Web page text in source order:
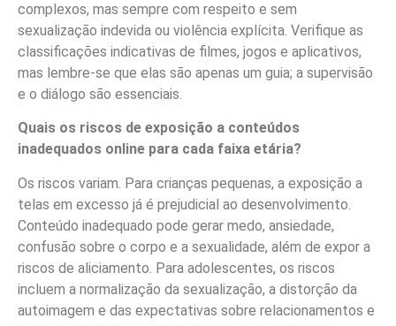
complexos, mas sempre com respeito e sem
sexualização indevida ou violência explícita. Verifique as
classificações indicativas de filmes, jogos e aplicativos,
mas lembre-se que elas são apenas um guia; a supervisão
e o diálogo são essenciais.
Quais os riscos de exposição a conteúdos
inadequados online para cada faixa etária?
Os riscos variam. Para crianças pequenas, a exposição a
telas em excesso já é prejudicial ao desenvolvimento.
Conteúdo inadequado pode gerar medo, ansiedade,
confusão sobre o corpo e a sexualidade, além de expor a
riscos de aliciamento. Para adolescentes, os riscos
incluem a normalização da sexualização, a distorção da
autoimagem e das expectativas sobre relacionamentos e